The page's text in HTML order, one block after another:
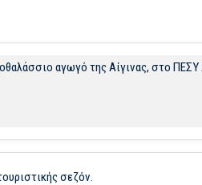
αγωγό της Αίγινας, στο ΠΕΣΥ
σεζόν.